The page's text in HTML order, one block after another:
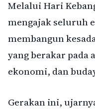
Melalui Hari
mengajak seluruh
membangun
yang berakar pada
ekonomi, dan
Gerakan ini,